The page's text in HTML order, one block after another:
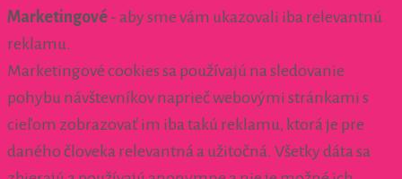
Marketingové - aby sme vám ukazovali iba relevantnú
reklamu.
Marketingové cookies sa používajú na sledovanie
pohybu návštevníkov naprieč webovými stránkami s
cieľom zobrazovať im iba takú reklamu, ktorá je pre
daného človeka relevantná a užitočná. Všetky dáta sa